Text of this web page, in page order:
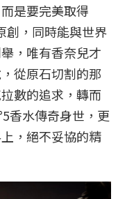
是要完美取得
創，同時能與世界
，唯有香奈兒才
從原石切割的那
數的追求，轉而
香水傳奇身世，更
，絕不妥協的精